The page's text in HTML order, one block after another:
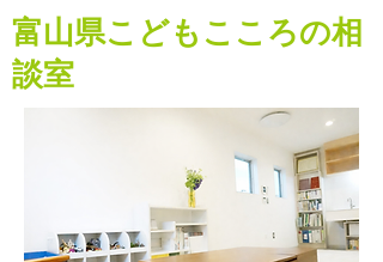
​富山県こどもこころの相
談室